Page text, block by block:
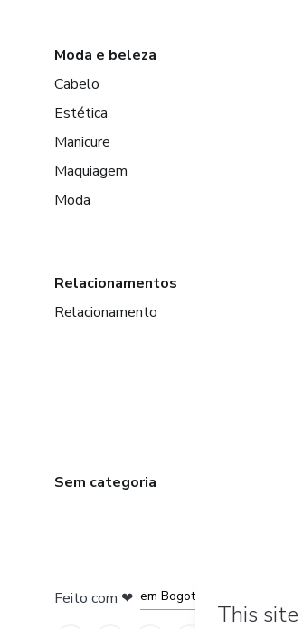
Moda e beleza
Cabelo
Estética
Manicure
Maquiagem
Moda
Relacionamentos
Relacionamento
Sem categoria
Feito com ❤
em Belo Horizonte
na Cidade do México
em Bogotá